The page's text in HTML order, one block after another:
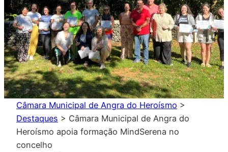
Câmara Municipal de Angra do Heroísmo >
Destaques > Câmara Municipal de Angra do
Heroísmo apoia formação MindSerena no
concelho